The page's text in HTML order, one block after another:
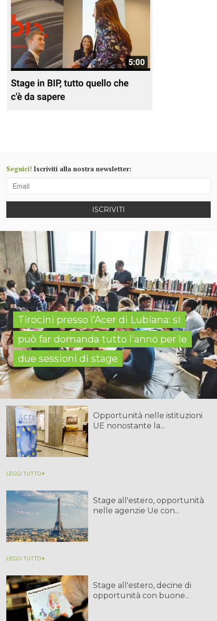
Seguici! Iscriviti alla nostra newsletter:
ISCRIVITI
Tirocini presso l’Acer di Lubiana: si
può far domanda tutto l'anno per le
due sessioni di stage
Opportunità nelle istituzioni
UE nonostante la...
LEGGI TUTTO
Stage all'estero, opportunità
nelle agenzie Ue con...
LEGGI TUTTO
Stage all'estero, decine di
opportunità con buone...